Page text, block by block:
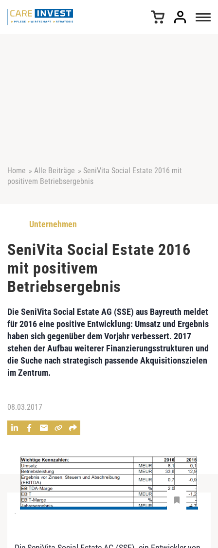
Home » Alle Beiträge » SeniVita Social Estate 2016 mit
positivem Betriebsergebnis
Unternehmen
SeniVita Social Estate 2016
mit positivem
Betriebsergebnis
Die SeniVita Social Estate AG (SSE) aus Bayreuth meldet
für2016 eine positive Entwicklung: Umsatz und Ergebnis
haben sich gegenüber dem Vorjahr verbessert. 2017
stehen der Aufbau weiterer Finanzierungsstrukturen und
die Suche nach strategisch passende Akquisitionszielen
im Zentrum.
08.03.2017
-